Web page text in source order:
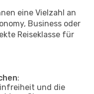
eine Vielzahl an
Business oder
Reiseklasse für
:
und die